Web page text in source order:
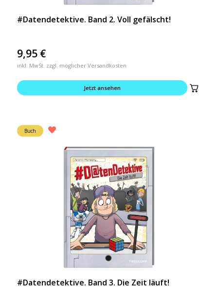
#Datendetektive. Band 2. Voll gefälscht!
9,95 €
inkl. MwSt. zzgl. möglicher Versandkosten
Jetzt ansehen
Buch
#Datendetektive. Band 3. Die Zeit läuft!